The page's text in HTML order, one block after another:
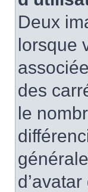
Deux
lorsque
des
le